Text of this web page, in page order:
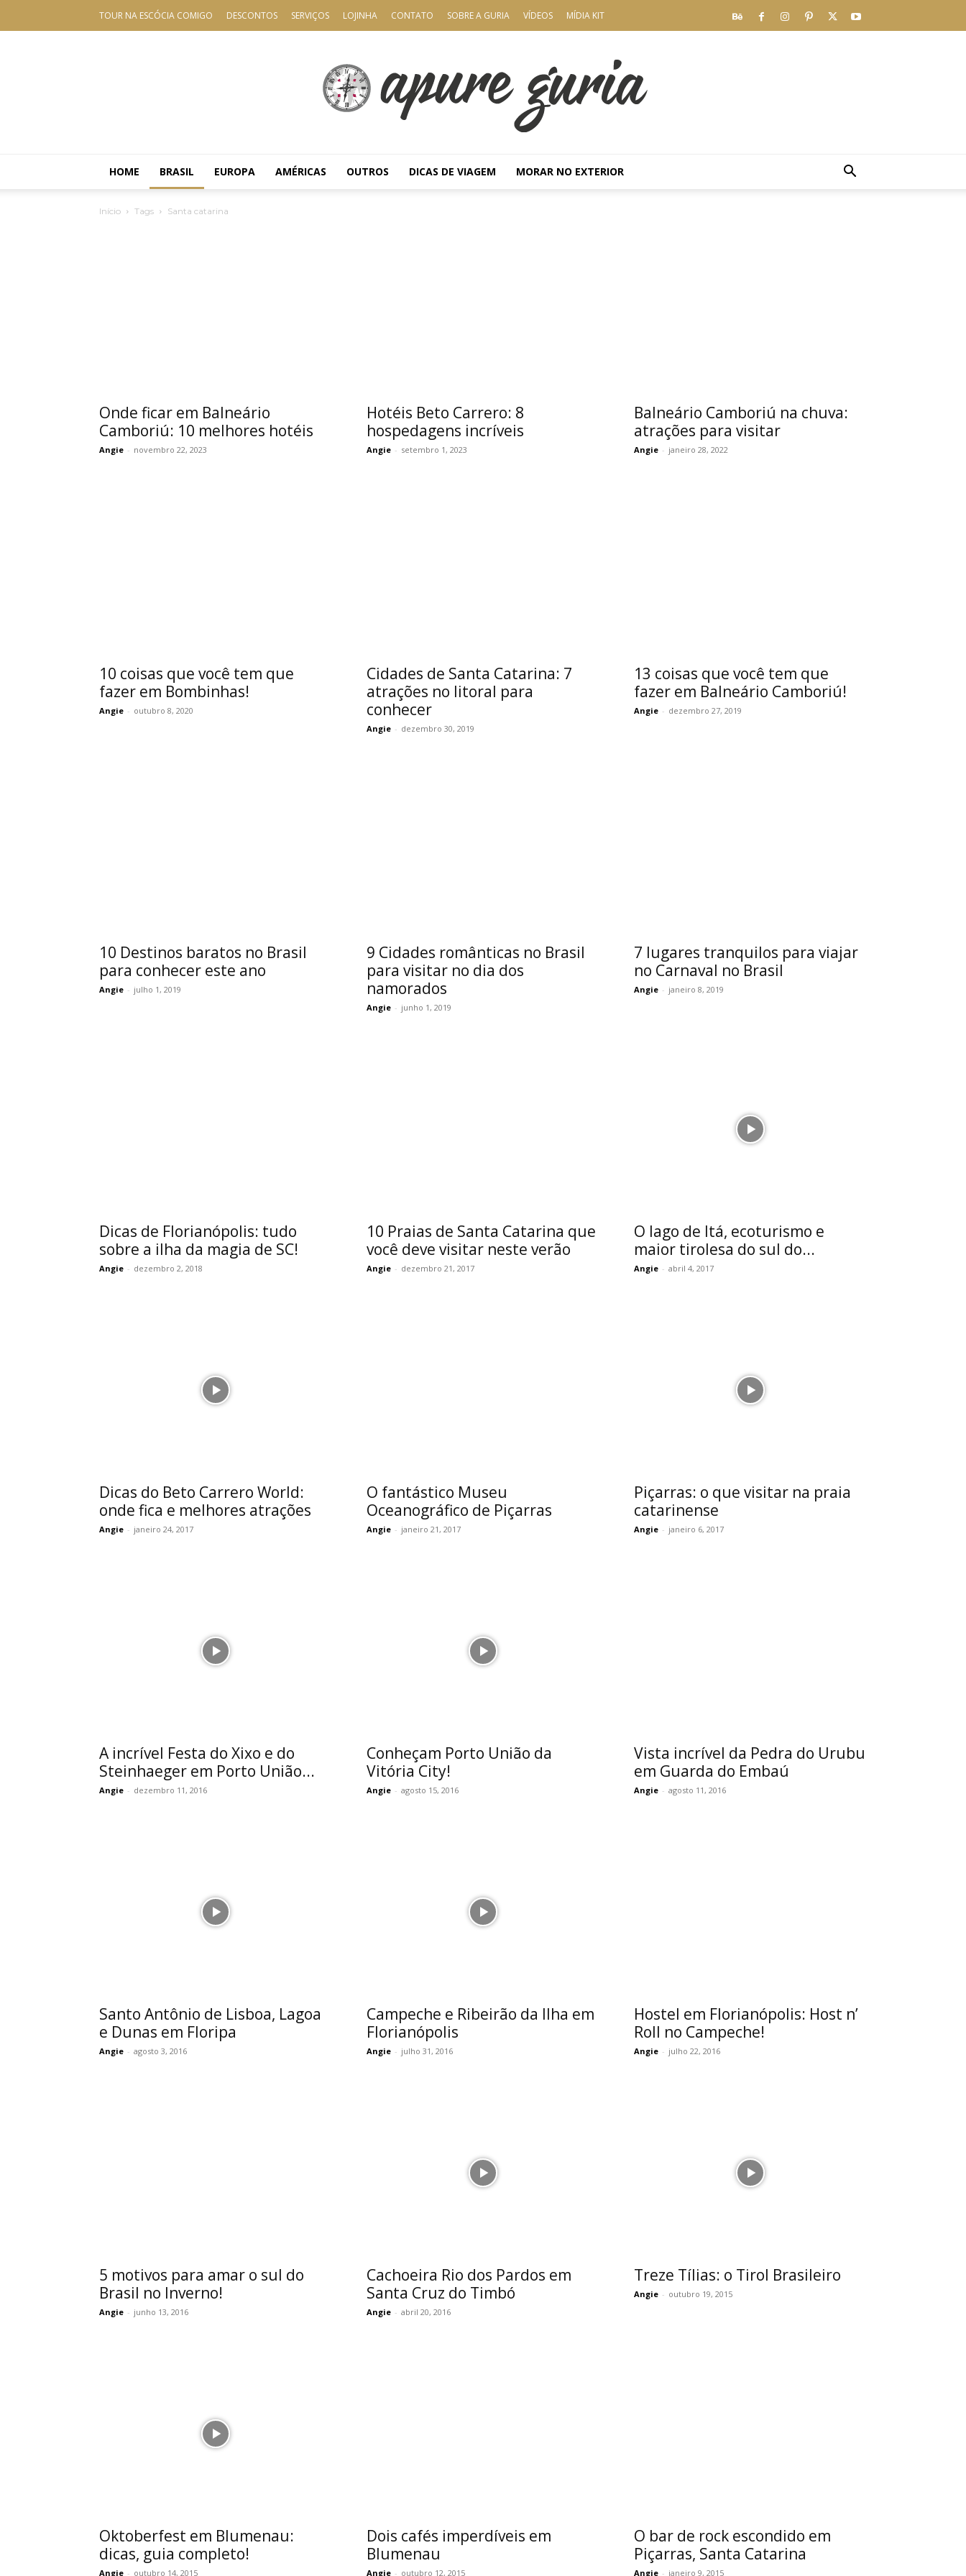
TOUR NA ESCÓCIA COMIGO DESCONTOS SERVIÇOS LOJINHA CONTATO SOBRE A GURIA VÍDEOS MÍDIA KIT
HOME BRASIL EUROPA AMÉRICAS OUTROS DICAS DE VIAGEM MORAR NO EXTERIOR
Início Tags Santa catarina
Onde ficar em Balneário
Camboriú: 10 melhores hotéis
Angie - novembro 22, 2023
Hotéis Beto Carrero: 8
hospedagens incríveis
Angie - setembro 1, 2023
Balneário Camboriú na chuva:
atrações para visitar
Angie - janeiro 28, 2022
10 coisas que você tem que
fazer em Bombinhas!
Angie - outubro 8, 2020
Cidades de Santa Catarina: 7
atrações no litoral para
conhecer
Angie - dezembro 30, 2019
13 coisas que você tem que
fazer em Balneário Camboriú!
Angie - dezembro 27, 2019
10 Destinos baratos no Brasil
para conhecer este ano
Angie - julho 1, 2019
9 Cidades românticas no Brasil
para visitar no dia dos
namorados
Angie - junho 1, 2019
7 lugares tranquilos para viajar
no Carnaval no Brasil
Angie - janeiro 8, 2019
Dicas de Florianópolis: tudo
sobre a ilha da magia de SC!
Angie - dezembro 2, 2018
10 Praias de Santa Catarina que
você deve visitar neste verão
Angie - dezembro 21, 2017
O lago de Itá, ecoturismo e
maior tirolesa do sul do...
Angie - abril 4, 2017
Dicas do Beto Carrero World:
onde fica e melhores atrações
Angie - janeiro 24, 2017
O fantástico Museu
Oceanográfico de Piçarras
Angie - janeiro 21, 2017
Piçarras: o que visitar na praia
catarinense
Angie - janeiro 6, 2017
A incrível Festa do Xixo e do
Steinhaeger em Porto União...
Angie - dezembro 11, 2016
Conheçam Porto União da
Vitória City!
Angie - agosto 15, 2016
Vista incrível da Pedra do Urubu
em Guarda do Embaú
Angie - agosto 11, 2016
Santo Antônio de Lisboa, Lagoa
e Dunas em Floripa
Angie - agosto 3, 2016
Campeche e Ribeirão da Ilha em
Florianópolis
Angie - julho 31, 2016
Hostel em Florianópolis: Host n’
Roll no Campeche!
Angie - julho 22, 2016
5 motivos para amar o sul do
Brasil no Inverno!
Angie - junho 13, 2016
Cachoeira Rio dos Pardos em
Santa Cruz do Timbó
Angie - abril 20, 2016
Treze Tílias: o Tirol Brasileiro
Angie - outubro 19, 2015
Oktoberfest em Blumenau:
dicas, guia completo!
Angie - outubro 14, 2015
Dois cafés imperdíveis em
Blumenau
Angie - outubro 12, 2015
O bar de rock escondido em
Piçarras, Santa Catarina
Angie - janeiro 9, 2015